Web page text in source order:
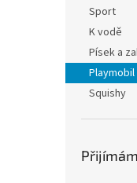
Sport
K vodě
Písek a
Squishy